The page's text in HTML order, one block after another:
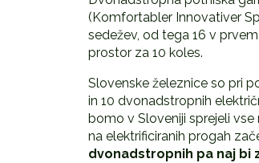
(Komfortabler Innovativer
sedežev, od tega 16 v
prostor za 10 koles.
Slovenske železnice so pri
in 10 dvonadstropnih
bomo v Sloveniji sprejeli
na elektrificiranih progah
dvonadstropnih pa naj bi